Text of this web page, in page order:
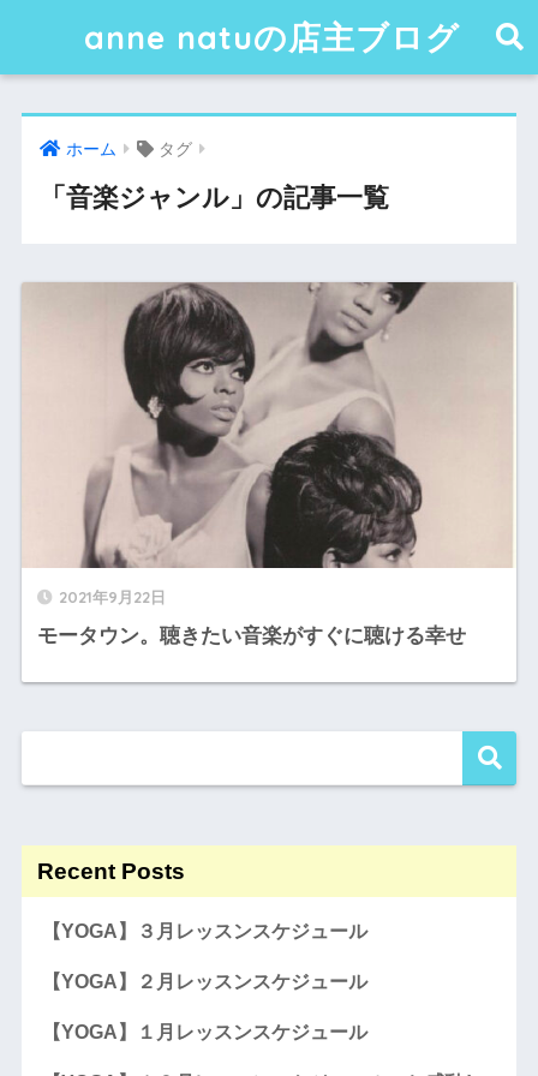
anne natuの店主ブログ
ホーム タグ
「音楽ジャンル」の記事一覧
2021年9月22日
モータウン。聴きたい音楽がすぐに聴ける幸せ
Recent Posts
【YOGA】３月レッスンスケジュール
【YOGA】２月レッスンスケジュール
【YOGA】１月レッスンスケジュール